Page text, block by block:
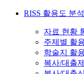
RISS 활용도 분석
자료 현황
주제별 활
학술지 활
복사/대출